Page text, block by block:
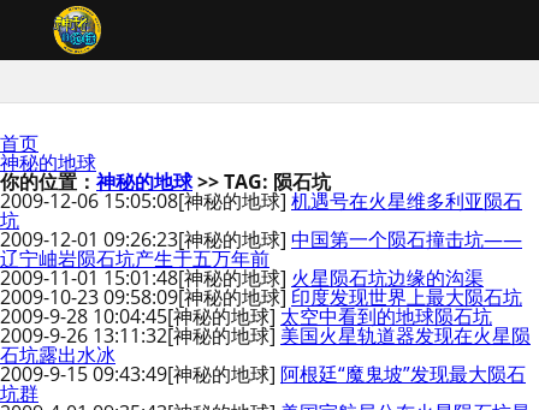
首页
神秘的地球
你的位置：神秘的地球>> TAG: 陨石坑
2009-12-06 15:05:08[神秘的地球] 机遇号在火星维多利亚陨石
坑
2009-12-01 09:26:23[神秘的地球] 中国第一个陨石撞击坑——
辽宁岫岩陨石坑产生于五万年前
2009-11-01 15:01:48[神秘的地球] 火星陨石坑边缘的沟渠
2009-10-23 09:58:09[神秘的地球] 印度发现世界上最大陨石坑
2009-9-28 10:04:45[神秘的地球] 太空中看到的地球陨石坑
2009-9-26 13:11:32[神秘的地球] 美国火星轨道器发现在火星陨
石坑露出水冰
2009-9-15 09:43:49[神秘的地球] 阿根廷“魔鬼坡”发现最大陨石
坑群